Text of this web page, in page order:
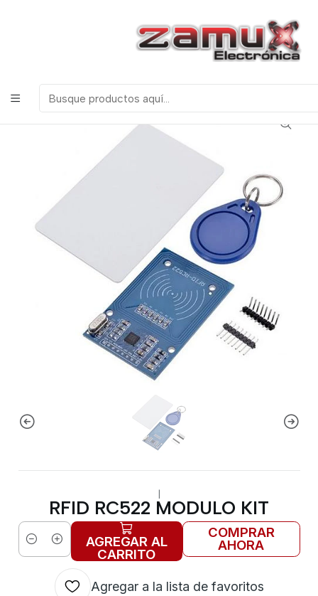
ELECTRONICOS, ROBOTICA & TECNOLOGIA
Productos Arduino
Módulos
RFID RC522 MODULO KIT
|
RFID RC522 MODULO KIT
Cantidad AGREGAR AL
CARRITO
COMPRAR
AHORA
Agregar a la lista de favoritos